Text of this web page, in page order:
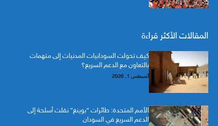
المقالات الأكثر قراءة
كيف تحولت السودانيات المدنيات إلى متهمات
بالتعاون مع الدعم السريع؟
أغسطس 1, 2026
الأمم المتحدة: طائرات “بوينغ” نقلت أسلحة إلى
الدعم السريع في السودان